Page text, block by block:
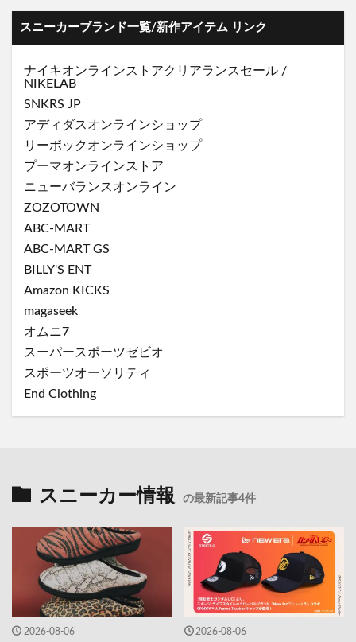
スニーカーブランド一覧/新作アイテム リンク
ナイキオンラインストアクリアランスセール /
NIKELAB
SNKRS JP
アディダスオンラインショップ
リーボックオンラインショップ
プーマオンラインストア
ニューバランスオンライン
ZOZOTOWN
ABC-MART
ABC-MART GS
BILLY'S ENT
Amazon KICKS
magaseek
オムニ7
スーパースポーツゼビオ
スポーツオーソリティ
End Clothing
スニーカー情報 の最新記事4件
2026-08-06 2026-08-06